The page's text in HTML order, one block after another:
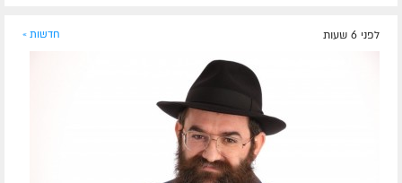
לפני 6 שעות חדשות »